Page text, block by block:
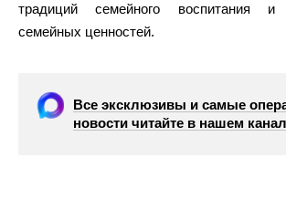
традиций семейного воспитания и
семейных ценностей.
Все эксклюзивы и самые
новости читайте в нашем